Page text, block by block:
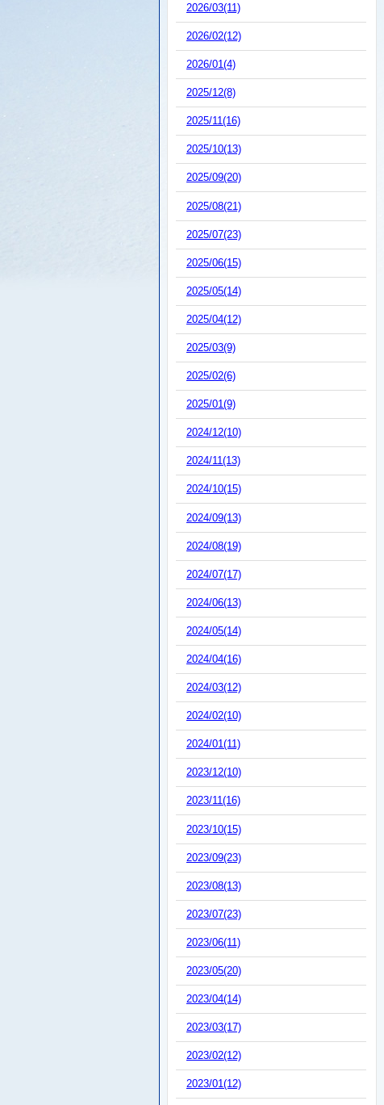
2026/03(11)
2026/02(12)
2026/01(4)
2025/12(8)
2025/11(16)
2025/10(13)
2025/09(20)
2025/08(21)
2025/07(23)
2025/06(15)
2025/05(14)
2025/04(12)
2025/03(9)
2025/02(6)
2025/01(9)
2024/12(10)
2024/11(13)
2024/10(15)
2024/09(13)
2024/08(19)
2024/07(17)
2024/06(13)
2024/05(14)
2024/04(16)
2024/03(12)
2024/02(10)
2024/01(11)
2023/12(10)
2023/11(16)
2023/10(15)
2023/09(23)
2023/08(13)
2023/07(23)
2023/06(11)
2023/05(20)
2023/04(14)
2023/03(17)
2023/02(12)
2023/01(12)